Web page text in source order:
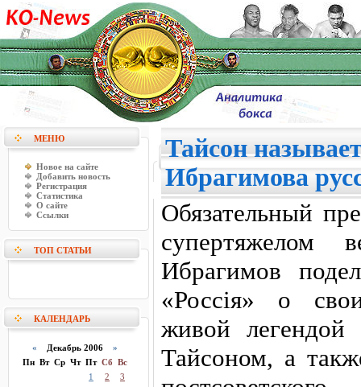
МЕНЮ
Новое на сайте
Добавить новость
Регистрация
Статистика
О сайте
Ссылки
ТОП СТАТЬИ
КАЛЕНДАРЬ
« Декабрь 2006 »
Пн Вт Ср Чт Пт Сб Вс
1
2
3
Тайсон
Ибрагимова
Обязательный
супертяжелом
Ибрагимов
«Россiя» о
живой
Тайсоном, а